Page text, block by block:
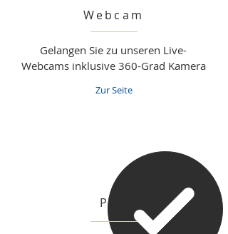
Webcam
Gelangen Sie zu unseren Live-
Webcams inklusive 360-Grad Kamera
Zur Seite
PPR